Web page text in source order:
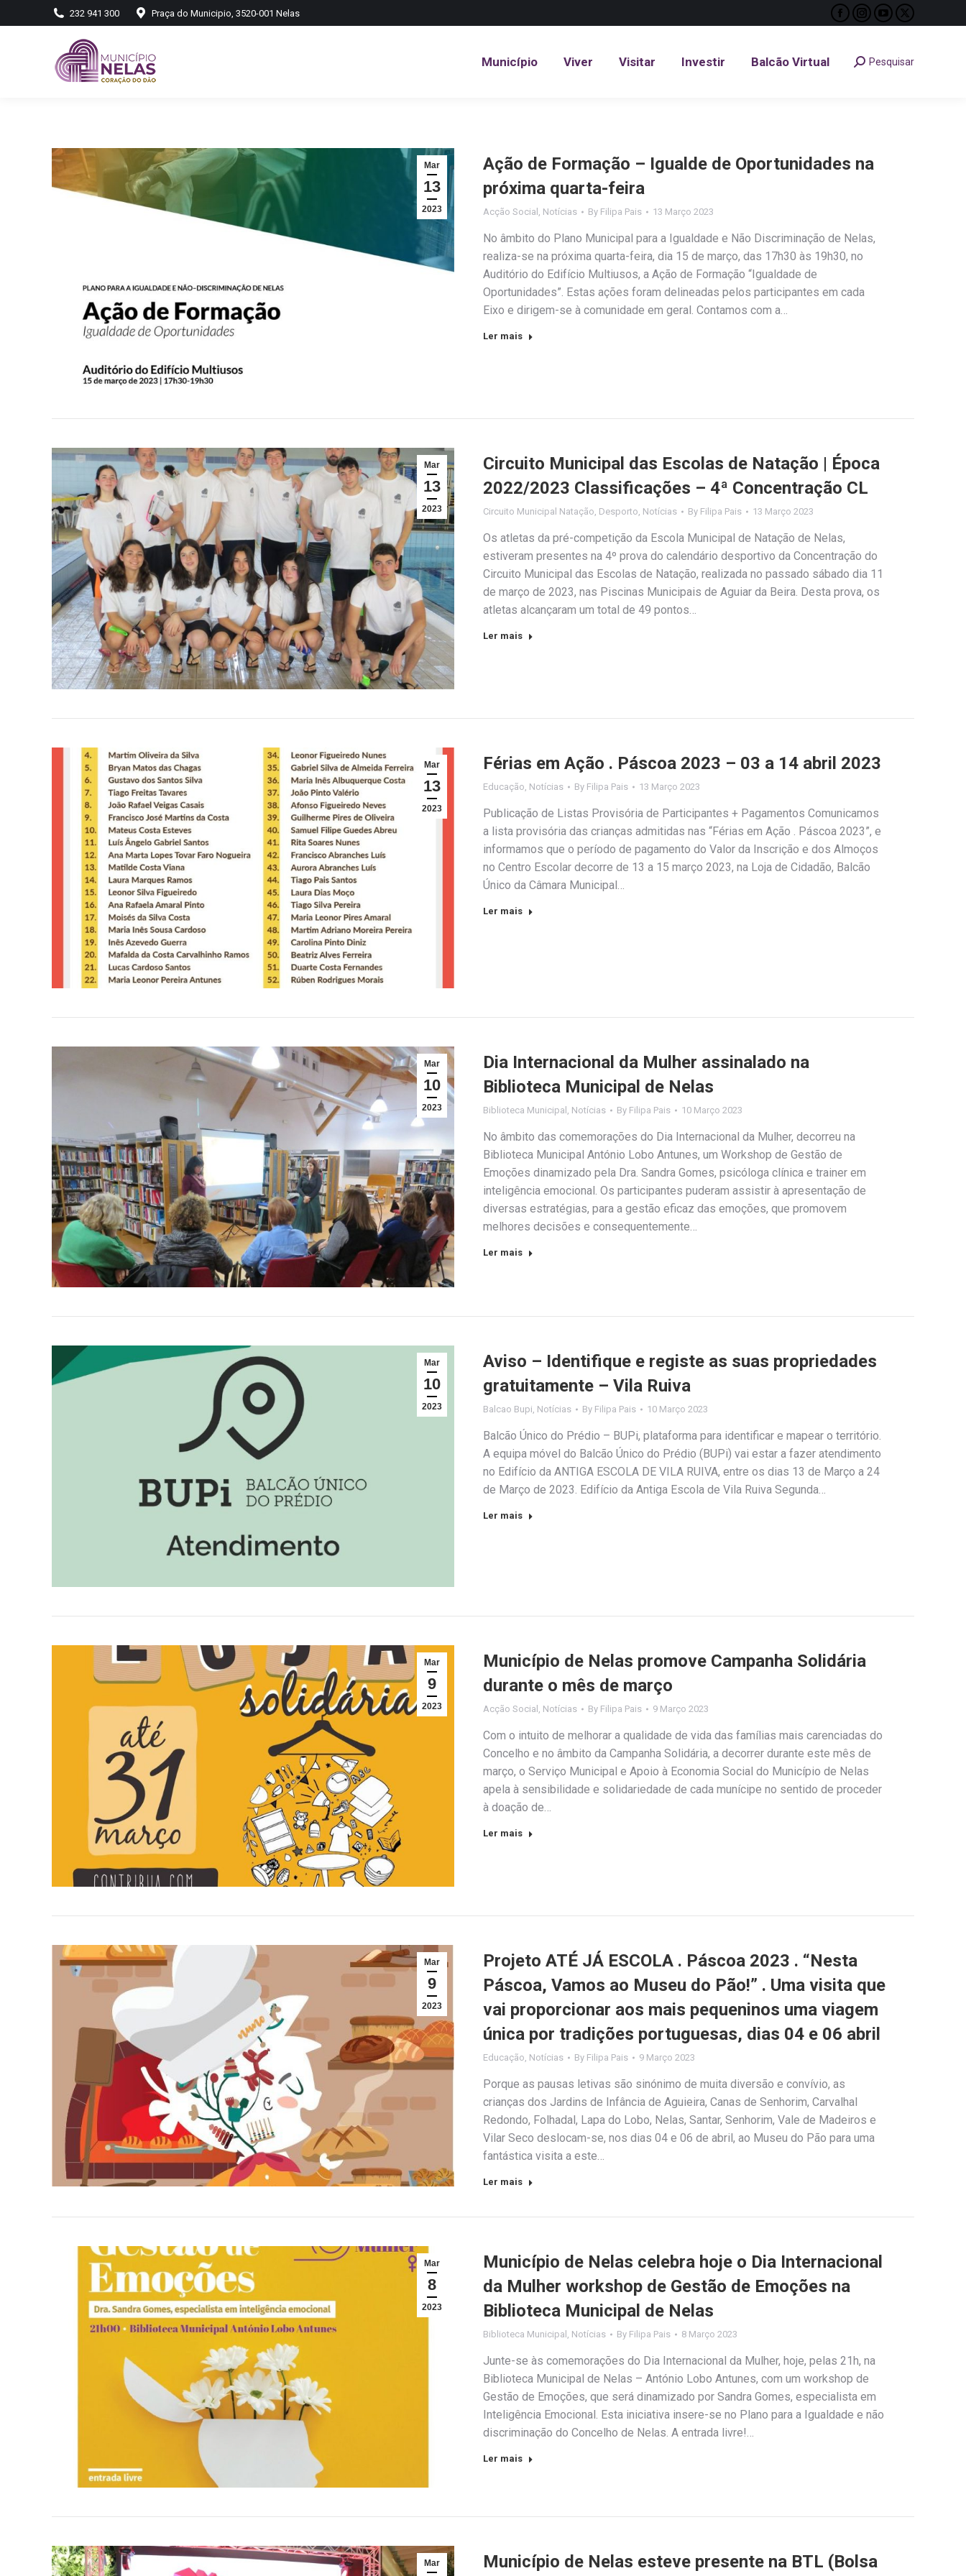
232 941 300 Praça do Municipio, 3520-001 Nelas
Facebook
opens
Instagram
opens
YouTube
opens
X
opens
Município Viver Visitar Investir Balcão Virtual Search:Pesquisar
Mar
13
2023
Ação de Formação – Igualde de Oportunidades na
próxima quarta-feira
Acção Social , Notícias By Filipa Pais 13 Março 2023
No âmbito do Plano Municipal para a Igualdade e Não Discriminação de Nelas,
realiza-se na próxima quarta-feira, dia 15 de março, das 17h30 às 19h30, no
Auditório do Edifício Multiusos, a Ação de Formação “Igualdade de
Oportunidades”. Estas ações foram delineadas pelos participantes em cada
Eixo e dirigem-se à comunidade em geral. Contamos com a…
Ler mais
Mar
13
2023
Circuito Municipal das Escolas de Natação | Época
2022/2023 Classificações – 4ª Concentração CL
Circuito Municipal Natação, Desporto, Notícias By Filipa Pais 13 Março 2023
Os atletas da pré-competição da Escola Municipal de Natação de Nelas,
estiveram presentes na 4º prova do calendário desportivo da Concentração do
Circuito Municipal das Escolas de Natação, realizada no passado sábado dia 11
de março de 2023, nas Piscinas Municipais de Aguiar da Beira. Desta prova, os
atletas alcançaram um total de 49 pontos…
Ler mais
Mar
13
2023
Férias em Ação . Páscoa 2023 – 03 a 14 abril 2023
Educação Notícias By Filipa Pais 13 Março 2023
Publicação de Listas Provisória de Participantes + Pagamentos Comunicamos
a lista provisória das crianças admitidas nas “Férias em Ação . Páscoa 2023”, e
informamos que o período de pagamento do Valor da Inscrição e dos Almoços
no Centro Escolar decorre de 13 a 15 março 2023, na Loja de Cidadão, Balcão
Único da Câmara Municipal…
Ler mais
Mar
10
2023
Dia Internacional da Mulher assinalado na
Biblioteca Municipal de Nelas
Biblioteca Municipal Notícias By Filipa Pais 10 Março 2023
No âmbito das comemorações do Dia Internacional da Mulher, decorreu na
Biblioteca Municipal António Lobo Antunes, um Workshop de Gestão de
Emoções dinamizado pela Dra. Sandra Gomes, psicóloga clínica e trainer em
inteligência emocional. Os participantes puderam assistir à apresentação de
diversas estratégias, para a gestão eficaz das emoções, que promovem
melhores decisões e consequentemente…
Ler mais
Mar
10
2023
Aviso – Identifique e registe as suas propriedades
gratuitamente – Vila Ruiva
Balcao Bupi, Notícias By Filipa Pais 10 Março 2023
Balcão Único do Prédio – BUPi, plataforma para identificar e mapear o território.
A equipa móvel do Balcão Único do Prédio (BUPi) vai estar a fazer atendimento
no Edifício da ANTIGA ESCOLA DE VILA RUIVA, entre os dias 13 de Março a 24
de Março de 2023. Edifício da Antiga Escola de Vila Ruiva Segunda…
Ler mais
Mar
9
2023
Município de Nelas promove Campanha Solidária
durante o mês de março
Acção Social Notícias By Filipa Pais 9 Março 2023
Com o intuito de melhorar a qualidade de vida das famílias mais carenciadas do
Concelho e no âmbito da Campanha Solidária, a decorrer durante este mês de
março, o Serviço Municipal e Apoio à Economia Social do Município de Nelas
apela à sensibilidade e solidariedade de cada munícipe no sentido de proceder
à doação de…
Ler mais
Mar
9
2023
Projeto ATÉ JÁ ESCOLA . Páscoa 2023 . “Nesta
Páscoa, Vamos ao Museu do Pão!” . Uma visita que
vai proporcionar aos mais pequeninos uma viagem
única por tradições portuguesas, dias 04 e 06 abril
Educação Notícias By Filipa Pais 9 Março 2023
Porque as pausas letivas são sinónimo de muita diversão e convívio, as
crianças dos Jardins de Infância de Aguieira, Canas de Senhorim, Carvalhal
Redondo, Folhadal, Lapa do Lobo, Nelas, Santar, Senhorim, Vale de Madeiros e
Vilar Seco deslocam-se, nos dias 04 e 06 de abril, ao Museu do Pão para uma
fantástica visita a este…
Ler mais
Mar
8
2023
Município de Nelas celebra hoje o Dia Internacional
da Mulher workshop de Gestão de Emoções na
Biblioteca Municipal de Nelas
Biblioteca Municipal Notícias By Filipa Pais 8 Março 2023
Junte-se às comemorações do Dia Internacional da Mulher, hoje, pelas 21h, na
Biblioteca Municipal de Nelas – António Lobo Antunes, com um workshop de
Gestão de Emoções, que será dinamizado por Sandra Gomes, especialista em
Inteligência Emocional. Esta iniciativa insere-se no Plano para a Igualdade e não
discriminação do Concelho de Nelas. A entrada livre!…
Ler mais
Mar Município de Nelas esteve presente na BTL (Bolsa
Município Viver Visitar Investir Balcão Virtual Search:
Pesquisar